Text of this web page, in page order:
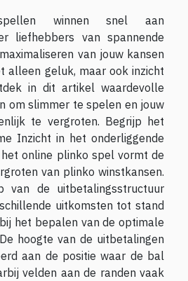
winnen snel aan
liefhebbers van spannende
van jouw kansen
alleen geluk, maar ook inzicht
in dit artikel waardevolle
om slimmer te spelen en jouw
te vergroten. Begrijp het
Inzicht in het onderliggende
het online plinko spel vormt de
van plinko winstkansen.
van de uitbetalingsstructuur
uitkomsten tot stand
het bepalen van de optimale
hoogte van de uitbetalingen
aan de positie waar de bal
velden aan de randen vaak